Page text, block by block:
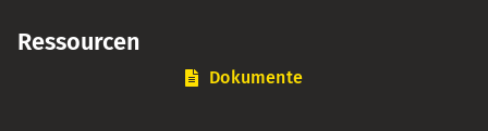
Ressourcen
Dokumente